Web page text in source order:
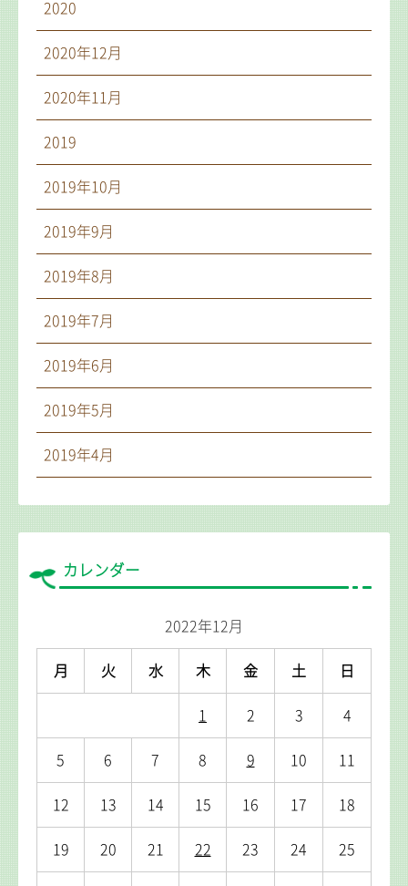
2020
2020年12月
2020年11月
2019
2019年10月
2019年9月
2019年8月
2019年7月
2019年6月
2019年5月
2019年4月
カレンダー
2022年12月
月 火 水 木 金 土 日
1 2 3 4
5 6 7 8 9 10 11
12 13 14 15 16 17 18
19 20 21 22 23 24 25